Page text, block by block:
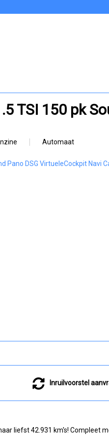
TSI 150 pk
Automaat
Inruilvoorstel
liefst 42.931 km's! Compleet